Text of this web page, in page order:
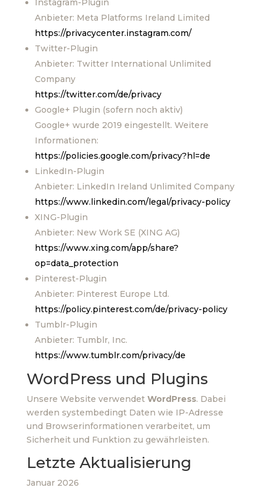
Instagram-Plugin
Anbieter: Meta Platforms Ireland Limited
https://privacycenter.instagram.com/
Twitter-Plugin
Anbieter: Twitter International Unlimited
Company
https://twitter.com/de/privacy
Google+ Plugin (sofern noch aktiv)
Google+ wurde 2019 eingestellt. Weitere
Informationen:
https://policies.google.com/privacy?hl=de
LinkedIn-Plugin
Anbieter: LinkedIn Ireland Unlimited Company
https://www.linkedin.com/legal/privacy-policy
XING-Plugin
Anbieter: New Work SE (XING AG)
https://www.xing.com/app/share?
op=data_protection
Pinterest-Plugin
Anbieter: Pinterest Europe Ltd.
https://policy.pinterest.com/de/privacy-policy
Tumblr-Plugin
Anbieter: Tumblr, Inc.
https://www.tumblr.com/privacy/de
WordPress und Plugins
Unsere Website verwendet WordPress. Dabei
werden systembedingt Daten wie IP-Adresse
und Browserinformationen verarbeitet, um
Sicherheit und Funktion zu gewährleisten.
Letzte Aktualisierung
Januar 2026